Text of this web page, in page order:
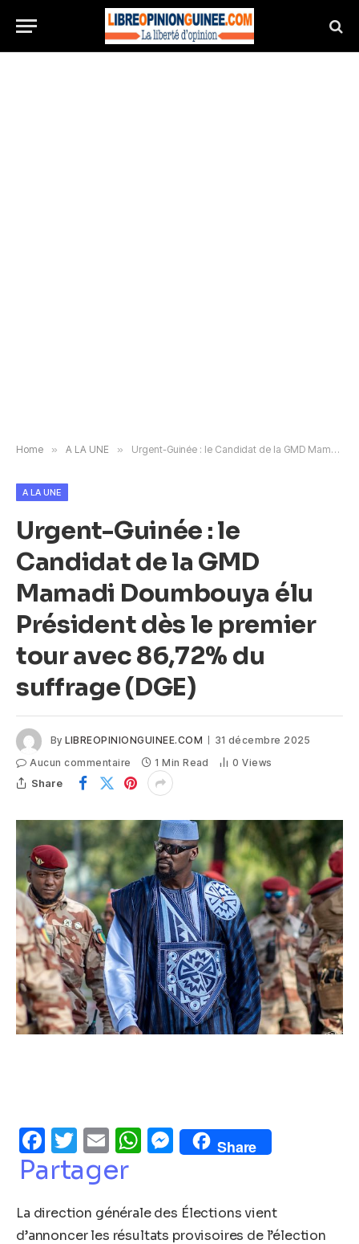
Home » A LA UNE » Urgent-Guinée : le Candidat de la GMD Mamadi Doumbouya élu Président dès le premier tour avec 86,72% du suffrage (DGE)
A LA UNE
Urgent-Guinée : le
Candidat de la GMD
Mamadi Doumbouya élu
Président dès le premier
tour avec 86,72% du
suffrage (DGE)
By LIBREOPINIONGUINEE.COM
31 décembre 2025
Aucun commentaire
1 Min Read 0Views
Share
Facebook
Twitter
EmailWhatsApp
Messenger
Share
Partager
La direction générale des Élections vient
d’annoncer les résultats provisoires de l’élection